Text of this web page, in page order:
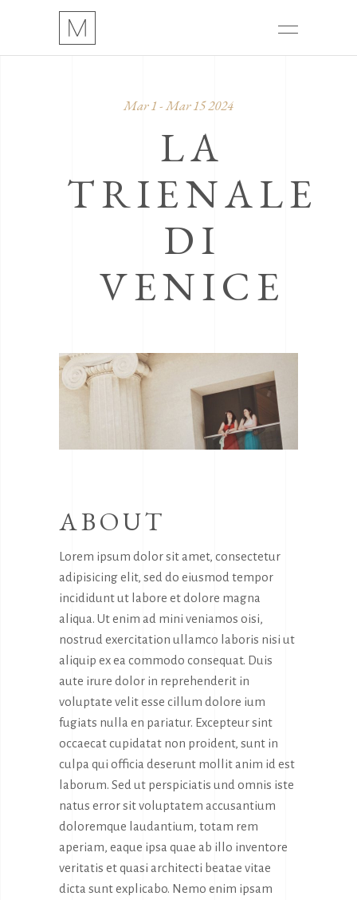
Mar 1 - Mar 15 2024
LA
TRIENALE
DI
VENICE
ABOUT
Lorem ipsum dolor sit amet, consectetur
adipisicing elit, sed do eiusmod tempor
incididunt ut labore et dolore magna
aliqua. Ut enim ad mini veniamos oisi,
nostrud exercitation ullamco laboris nisi ut
aliquip ex ea commodo consequat. Duis
aute irure dolor in reprehenderit in
voluptate velit esse cillum dolore ium
fugiats nulla en pariatur. Excepteur sint
occaecat cupidatat non proident, sunt in
culpa qui officia deserunt mollit anim id est
laborum. Sed ut perspiciatis und omnis iste
natus error sit voluptatem accusantium
doloremque laudantium, totam rem
aperiam, eaque ipsa quae ab illo inventore
veritatis et quasi architecti beatae vitae
dicta sunt explicabo. Nemo enim ipsam